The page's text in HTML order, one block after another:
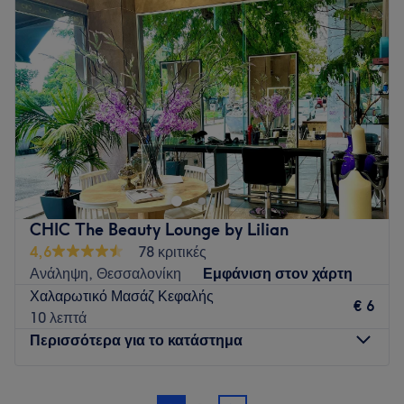
Πέμπτη
10:00–20:00
Παρασκευή
10:00–20:00
Σάββατο
10:00–15:00
Κυριακή
Κλειστό
Το Hairworks by Maria Alexiou βρίσκεται στην
Θεσσαλονίκη και προσφέρει μια μεγάλη γκάμα υπηρεσιών
ομορφιάς
Go to venue
CHIC The Beauty Lounge by Lilian
4,6
78 κριτικές
Ανάληψη, Θεσσαλονίκη
Εμφάνιση στον χάρτη
Χαλαρωτικό Μασάζ Κεφαλής
10 λεπτά
€ 6
Περισσότερα για το κατάστημα